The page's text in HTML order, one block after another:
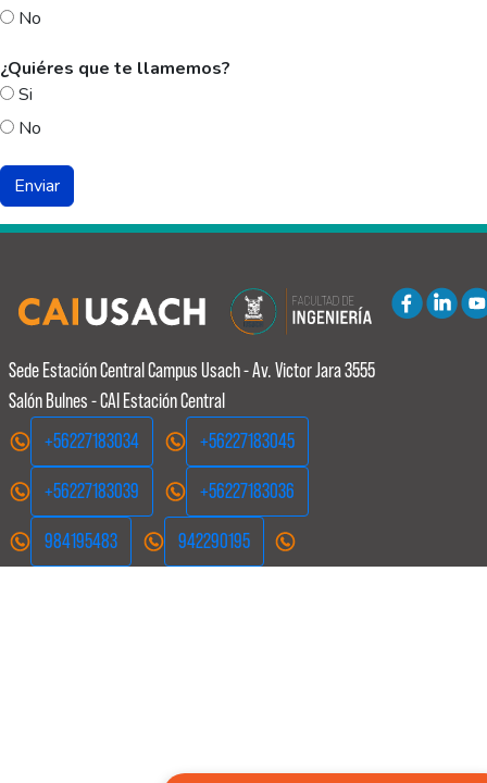
No
¿Quiéres que te llamemos?
Si
No
Sede Estación Central Campus Usach - Av. Victor Jara 3555
Salón Bulnes - CAI Estación Central
+56227183034
+56227183045
+56227183039 +56227183036
984195483 942290195